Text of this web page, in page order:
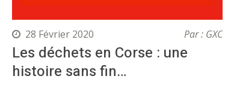
28 Février 2020 Par : GXC
Les déchets en Corse : une
histoire sans fin…